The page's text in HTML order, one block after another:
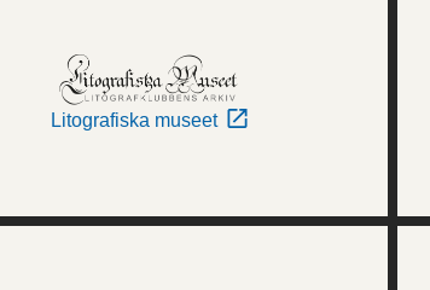
Litografiska museet